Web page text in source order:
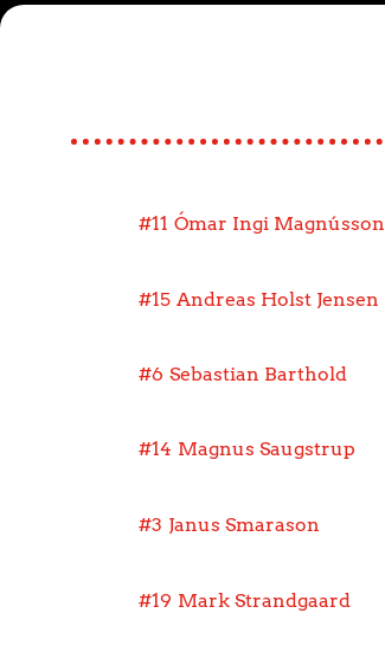
#11 Ómar Ingi Magnússon
#15 Andreas Holst Jensen
#6 Sebastian Barthold
#14 Magnus Saugstrup
#3 Janus Smarason
#19 Mark Strandgaard